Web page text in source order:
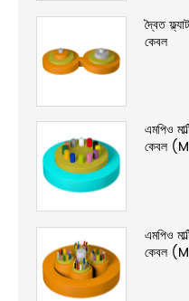
দ্বৈত
কেবল
এমপিও
কেবল
এমপিও
কেবল